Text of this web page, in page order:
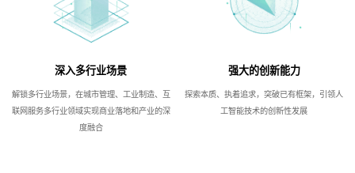
深入多行业场景
解锁多行业场景，在城市管理、工业制造、互
联网服务多行业领域实现商业落地和产业的深
度融合
强大的创新能力
探索本质、执着追求，突破已有框架，引领人
工智能技术的创新性发展